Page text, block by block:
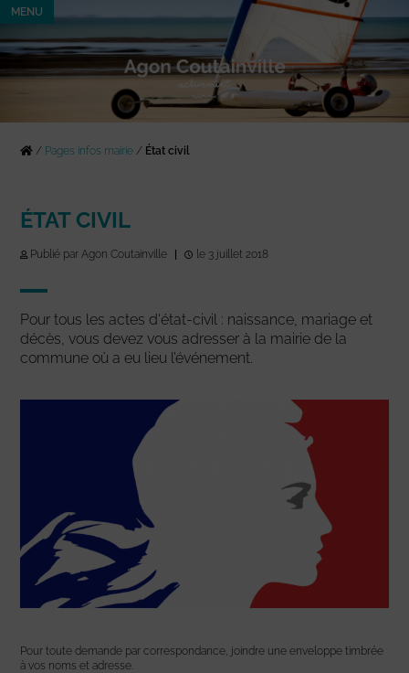
MENU
/ Pages infos mairie / État civil
ÉTAT CIVIL
Publié par Agon Coutainville le 3 juillet 2018
Pour tous les actes d'état-civil : naissance, mariage et
décès, vous devez vous adresser à la mairie de la
commune où a eu lieu l’événement.
Pour toute demande par correspondance, joindre une enveloppe timbrée
à vos noms et adresse.